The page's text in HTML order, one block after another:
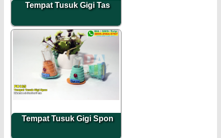
Tempat Tusuk Gigi Tas
Tempat Tusuk Gigi Spon